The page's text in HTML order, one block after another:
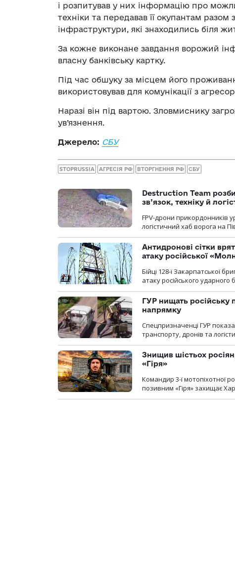
і розпитував у них інформацію про
техніки та передавав її окупантам разом
інфраструктури, які знаходились біля
За кожне виконане завдання ворожий
власну банківську картку.
Під час обшуку за місцем його
використовував для комунікації з
Наразі він під вартою. Зловмиснику
ув’язнення.
Джерело: СБУ
STOPRUSSIA АГРЕСІЯ РФ ВТОРГНЕННЯ РФ СБУ
Destruction Team
зв’язок, техніку й
FPV-дрони прикордонників
логістичний хаб ворога на
Антидронові сітки
атаку російської
Бійці 128-ї Закарпатської
атаку російського ударного
ГУР нищать російську
напрямку
Спецпризначенці ГУР
транспорту, дронів та
Знищив шістьох
«Гіря»
Командир 3-ї мотопіхотної
позивним «Гіря» захищає